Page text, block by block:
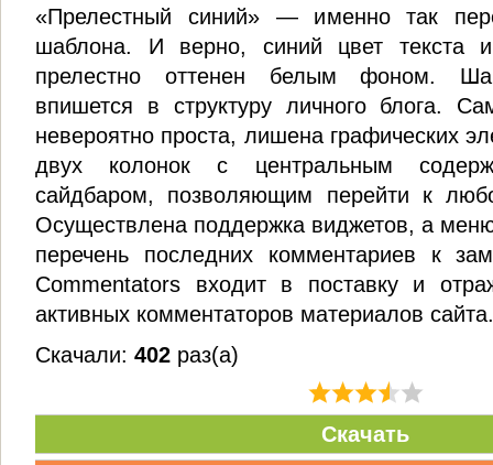
«Прелестный синий» — именно так
шаблона. И верно, синий цвет текста и
прелестно оттенен белым фоном.
впишется в структуру личного блога.
невероятно проста, лишена графических
двух колонок с центральным
сайдбаром, позволяющим перейти к
Осуществлена поддержка виджетов, а
перечень последних комментариев к
Commentators входит в поставку и
активных комментаторов материалов сайта.
Скачали: 402 раз(а)
Скачать